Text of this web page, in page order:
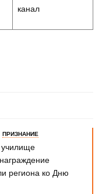
канал
ПРИЗНАНИЕ
училище
региона ко Дню